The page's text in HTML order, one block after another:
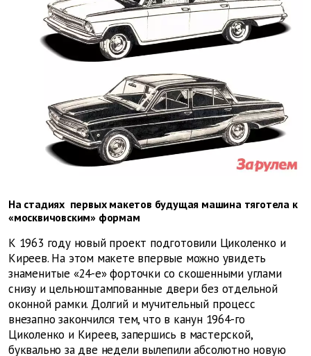
На стадиях первых макетов будущая машина тяготела к
«москвичовским» формам
К 1963 году новый проект подготовили Циколенко и
Киреев. На этом макете впервые можно увидеть
знаменитые «24-е» форточки со скошенными углами
снизу и цельноштампованные двери без отдельной
оконной рамки. Долгий и мучительный процесс
внезапно закончился тем, что в канун 1964-го
Циколенко и Киреев, запершись в мастерской,
буквально за две недели вылепили абсолютно новую